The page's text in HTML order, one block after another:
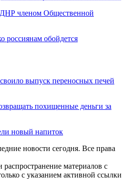
членом Общественной
россиянам обойдется
выпуск переносных печей
похищенные деньги за
новый напиток
новости сегодня. Все права
материалов с
с указанием активной ссылки